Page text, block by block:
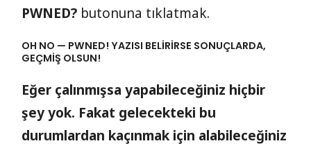
PWNED? butonuna tıklatmak.
OH NO — PWNED! YAZISI BELIRIRSE SONUÇLARDA,
GEÇMIŞ OLSUN!
Eğer çalınmışsa yapabileceğiniz hiçbir
şey yok. Fakat gelecekteki bu
durumlardan kaçınmak için alabileceğiniz